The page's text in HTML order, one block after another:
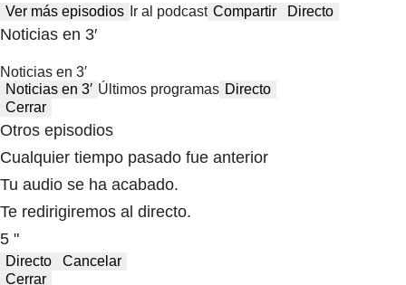
Ver más episodios Ir al podcast Compartir Directo
Noticias en 3′
Noticias en 3′
Noticias en 3′ Últimos programas Directo
Cerrar
Otros episodios
Cualquier tiempo pasado fue anterior
Tu audio se ha acabado.
Te redirigiremos al directo.
5 "
Directo
Cancelar
Cerrar